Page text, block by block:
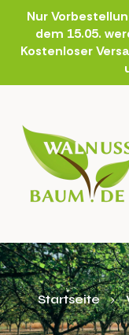
Nur
dem 15.05.
Kostenloser
Startseite